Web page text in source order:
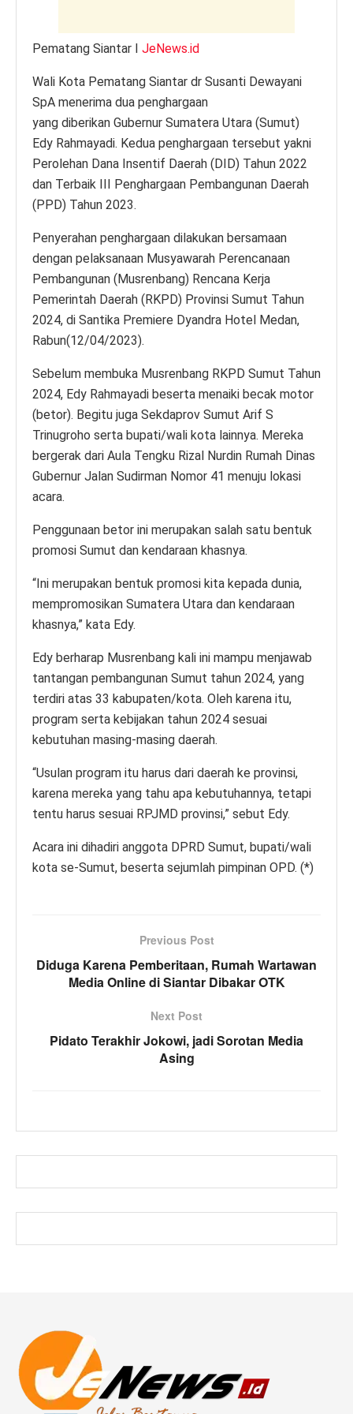
Pematang Siantar I JeNews.id
Wali Kota Pematang Siantar dr Susanti Dewayani
SpA menerima dua penghargaan
yang diberikan Gubernur Sumatera Utara (Sumut)
Edy Rahmayadi. Kedua penghargaan tersebut yakni
Perolehan Dana Insentif Daerah (DID) Tahun 2022
dan Terbaik III Penghargaan Pembangunan Daerah
(PPD) Tahun 2023.
Penyerahan penghargaan dilakukan bersamaan
dengan pelaksanaan Musyawarah Perencanaan
Pembangunan (Musrenbang) Rencana Kerja
Pemerintah Daerah (RKPD) Provinsi Sumut Tahun
2024, di Santika Premiere Dyandra Hotel Medan,
Rabun(12/04/2023).
Sebelum membuka Musrenbang RKPD Sumut Tahun
2024, Edy Rahmayadi beserta menaiki becak motor
(betor). Begitu juga Sekdaprov Sumut Arif S
Trinugroho serta bupati/wali kota lainnya. Mereka
bergerak dari Aula Tengku Rizal Nurdin Rumah Dinas
Gubernur Jalan Sudirman Nomor 41 menuju lokasi
acara.
Penggunaan betor ini merupakan salah satu bentuk
promosi Sumut dan kendaraan khasnya.
“Ini merupakan bentuk promosi kita kepada dunia,
mempromosikan Sumatera Utara dan kendaraan
khasnya,” kata Edy.
Edy berharap Musrenbang kali ini mampu menjawab
tantangan pembangunan Sumut tahun 2024, yang
terdiri atas 33 kabupaten/kota. Oleh karena itu,
program serta kebijakan tahun 2024 sesuai
kebutuhan masing-masing daerah.
“Usulan program itu harus dari daerah ke provinsi,
karena mereka yang tahu apa kebutuhannya, tetapi
tentu harus sesuai RPJMD provinsi,” sebut Edy.
Acara ini dihadiri anggota DPRD Sumut, bupati/wali
kota se-Sumut, beserta sejumlah pimpinan OPD. (*)
Previous Post
Diduga Karena Pemberitaan, Rumah Wartawan
Media Online di Siantar Dibakar OTK
Next Post
Pidato Terakhir Jokowi, jadi Sorotan Media
Asing